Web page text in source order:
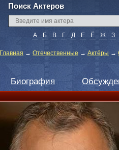
Поиск Актеров
А Б В Г Д Е Ё Ж З
Главная → Отечественные → Актёры →
Биография